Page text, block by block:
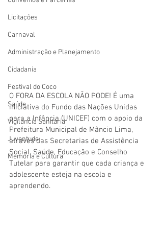
Licitações
Carnaval
Administração e Planejamento
Cidadania
Festival do Coco
Saúde
Vigilãncia Sanitária
Juventude
Memória e Cultura
O FORA DA ESCOLA NÃO PODE! É uma
iniciativa do Fundo das Nações Unidas
para a Infância (UNICEF) com o apoio da
Prefeitura Municipal de Mâncio Lima,
através das Secretarias de Assistência
Social, Saúde, Educação e Conselho
Tutelar para garantir que cada criança e
adolescente esteja na escola e
aprendendo.